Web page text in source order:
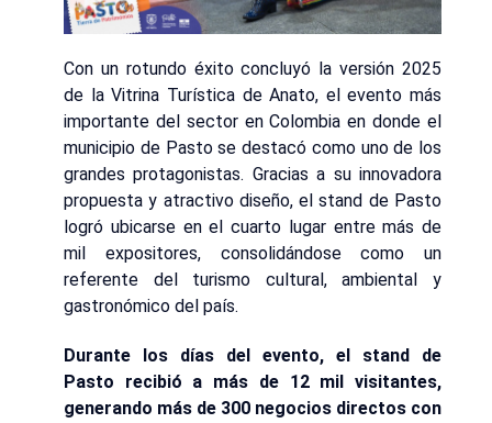
Con un rotundo éxito concluyó la versión 2025
de la Vitrina Turística de Anato, el evento más
importante del sector en Colombia en donde el
municipio de Pasto se destacó como uno de los
grandes protagonistas. Gracias a su innovadora
propuesta y atractivo diseño, el stand de Pasto
logró ubicarse en el cuarto lugar entre más de
mil expositores, consolidándose como un
referente del turismo cultural, ambiental y
gastronómico del país.
Durante los días del evento, el stand de
Pasto recibió a más de 12 mil visitantes,
generando más de 300 negocios directos con